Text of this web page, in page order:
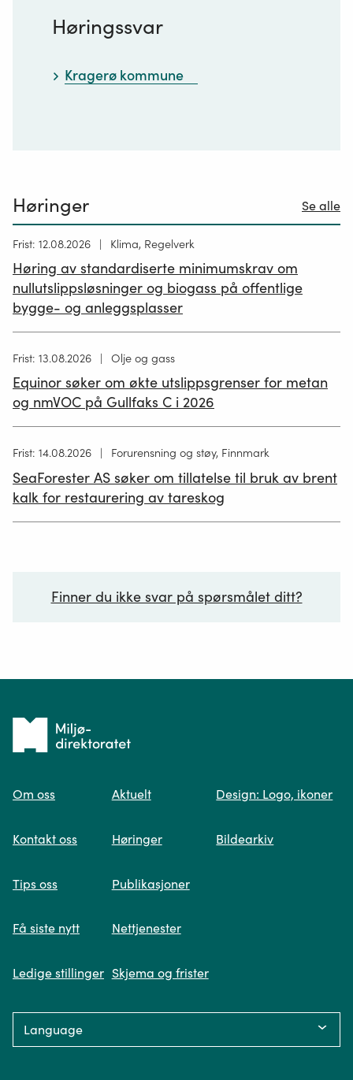
Høringssvar
Kragerø kommune
Høringer Se alle
Høring
publisert
12.05.2026
Frist: 12.08.2026 Klima, Regelverk
Høring av standardiserte minimumskrav om
nullutslippsløsninger og biogass på offentlige
bygge- og anleggsplasser
Høring
publisert
02.07.2026
Frist: 13.08.2026 Olje og gass
Equinor søker om økte utslippsgrenser for metan
og nmVOC på Gullfaks C i 2026
Høring
19.06.2026
Frist: 14.08.2026 Forurensning og støy, Finnmark
SeaForester AS søker om tillatelse til bruk av brent
kalk for restaurering av tareskog
Finner du ikke svar på spørsmålet ditt?
Spør oss
søk og viser deg vår mest relevante
Fikk du ikke svar på spørsmålet ditt?
Trykk på knappen under og fyll inn
Tilbake
forsiden
Om oss
Kontakt oss
Tips oss
Få siste nytt
Ledige stillinger
Aktuelt
Høringer
Publikasjoner
Nettjenester
Skjema og frister
Design: Logo, ikoner
Bildearkiv